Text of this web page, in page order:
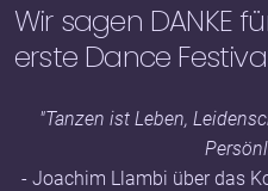
Wir sagen DANKE
erste Dance
"Tanzen ist Leben,
- Joachim Llambi über das